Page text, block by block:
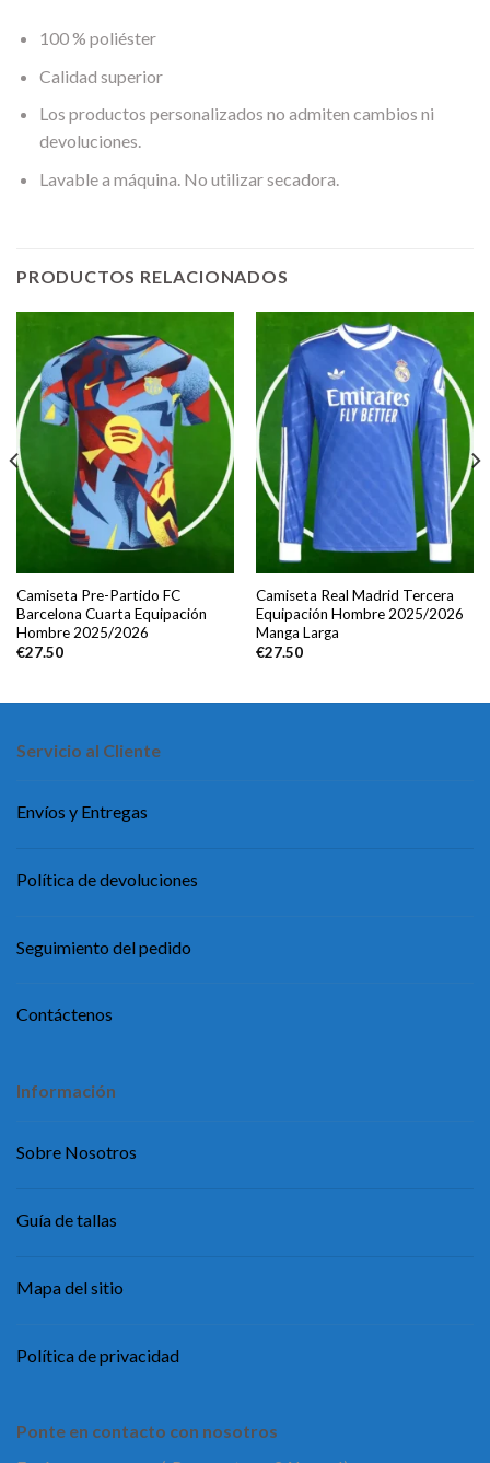
100 % poliéster
Calidad superior
Los productos personalizados no admiten cambios ni
devoluciones.
Lavable a máquina. No utilizar secadora.
PRODUCTOS RELACIONADOS
Camiseta Pre-Partido FC
Barcelona Cuarta Equipación
Hombre 2025/2026
€27.50
Camiseta Real Madrid Tercera
Equipación Hombre 2025/2026
Manga Larga
€27.50
Servicio al Cliente
Envíos y Entregas
Política de devoluciones
Seguimiento del pedido
Contáctenos
Información
Sobre Nosotros
Guía de tallas
Mapa del sitio
Política de privacidad
Ponte en contacto con nosotros